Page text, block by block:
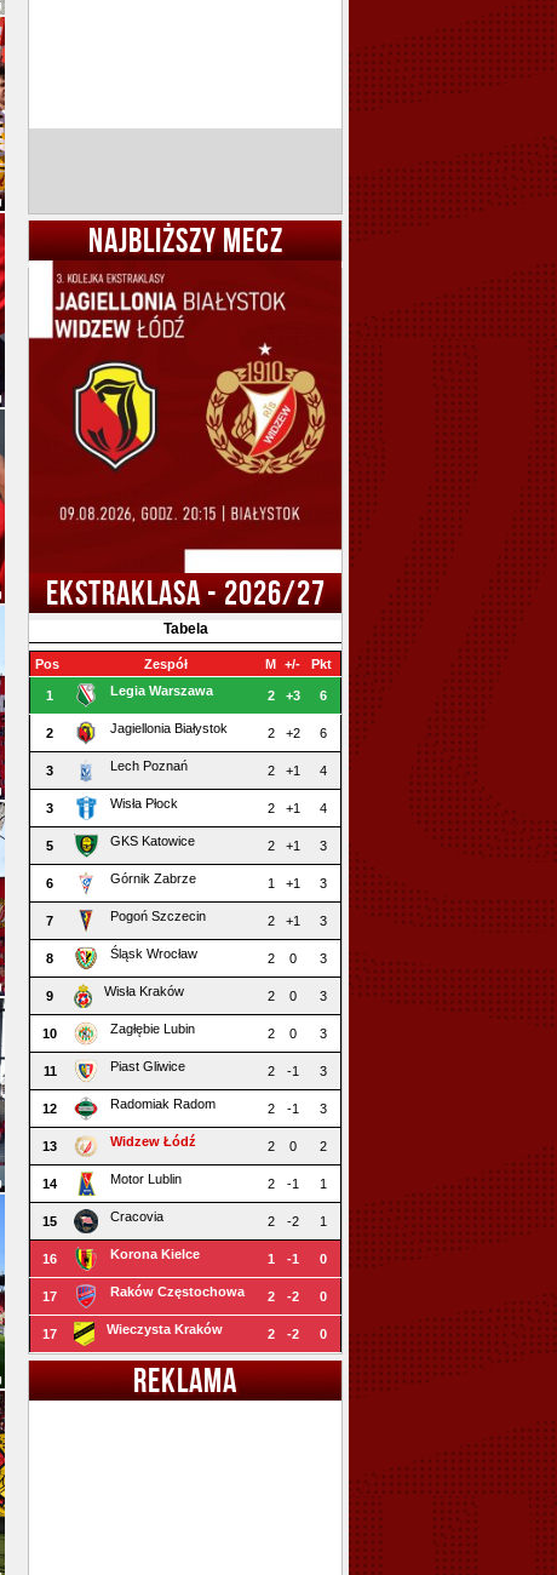
NAJBLIŻSZY MECZ
EKSTRAKLASA - 2026/27
Tabela
Pos Zespół M +/- Pkt
1 Legia Warszawa 2 +3 6
2 Jagiellonia Białystok 2 +2 6
3 Lech Poznań 2 +1 4
3 Wisła Płock 2 +1 4
5 GKS Katowice 2 +1 3
6 Górnik Zabrze 1 +1 3
7 Pogoń Szczecin 2 +1 3
8 Śląsk Wrocław 2 0 3
9 Wisła Kraków 2 0 3
10 Zagłębie Lubin 2 0 3
11 Piast Gliwice 2 -1 3
12 Radomiak Radom 2 -1 3
13 Widzew Łódź 2 0 2
14 Motor Lublin 2 -1 1
15 Cracovia 2 -2 1
16 Korona Kielce 1 -1 0
17 Raków Częstochowa 2 -2 0
17 Wieczysta Kraków 2 -2 0
REKLAMA